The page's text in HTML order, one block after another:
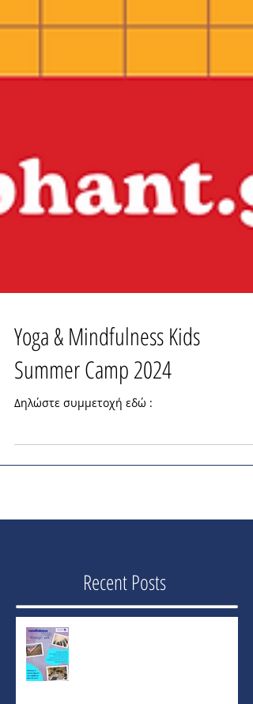
Recent Posts
Yoga & Mindfulness Kids
Summer Camp 2024
Δηλώστε συμμετοχή εδώ :